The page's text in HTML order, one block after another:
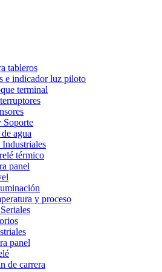
tableros
e indicador luz piloto
terminal
Soporte
agua
térmico
panel
y proceso
panel
de carrera